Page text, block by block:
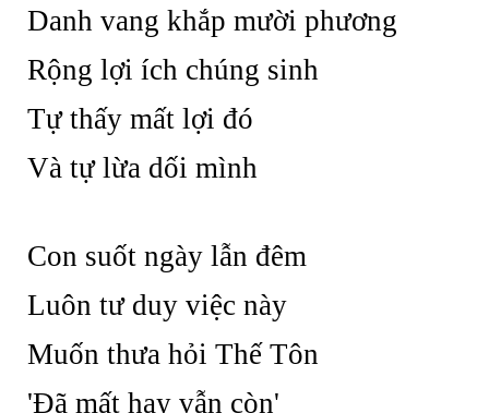
Danh vang khắp mười phương
Rộng lợi ích chúng sinh
Tự thấy mất lợi đó
Và tự lừa dối mình
Con suốt ngày lẫn đêm
Luôn tư duy việc này
Muốn thưa hỏi Thế Tôn
'Đã mất hay vẫn còn'